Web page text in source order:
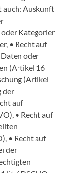
auch: Auskunft
Kategorien
• Recht auf
oder
(Artikel 16
(Artikel
der
auf
• Recht auf
• Recht auf
der